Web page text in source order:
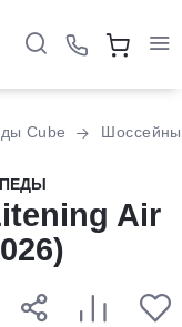
Cube
Air